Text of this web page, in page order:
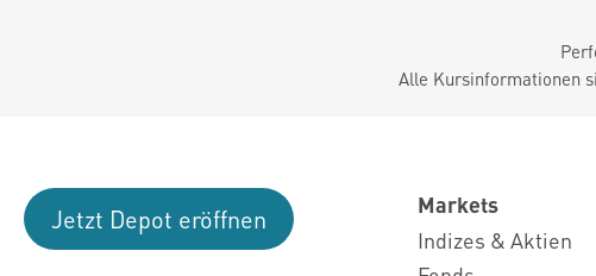
Alle Kursinformationen
Jetzt Depot eröffnen
Markets
Indizes & Aktien